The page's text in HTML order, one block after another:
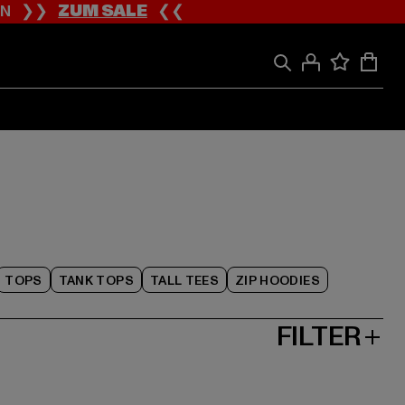
❯❯ZUM SALE❮❮
TOPS TANK TOPS TALL TEES ZIP HOODIES
FILTER